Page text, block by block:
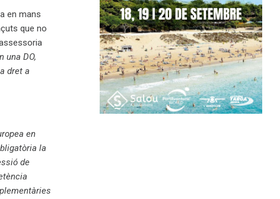
en mans
que no
una DO,
dret a
en
la
de